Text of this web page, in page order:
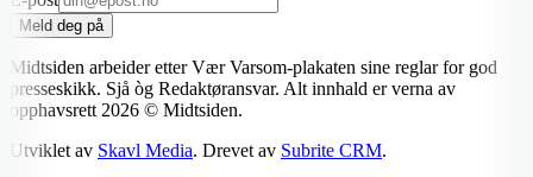
Meld deg på
Midtsiden arbeider etter Vær Varsom-plakaten sine reglar for god
presseskikk. Sjå òg Redaktøransvar. Alt innhald er verna av
opphavsrett2026 © Midtsiden.
Utviklet av Skavl Media. Drevet av Subrite CRM.